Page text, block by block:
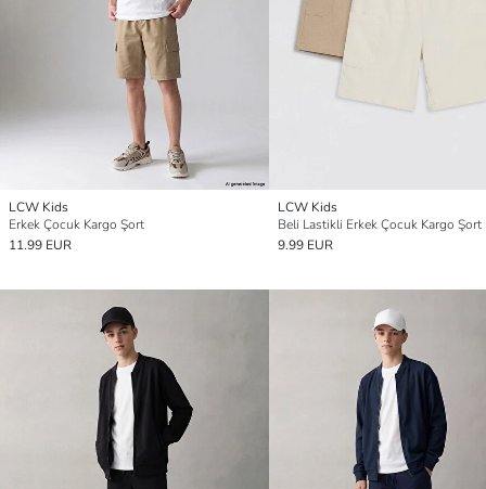
LCW Kids
Erkek Çocuk Kargo Şort
11.99 EUR
LCW Kids
Beli Lastikli Erkek Çocuk Kargo
9.99 EUR